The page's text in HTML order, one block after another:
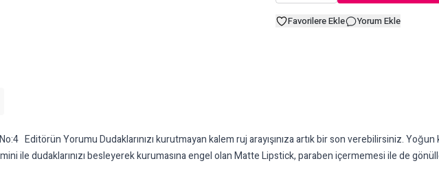
Favorilere Ekle Yorum Ekle
Editörün Yorumu Dudaklarınızı kurutmayan kalem ruj arayışınıza artık bir son verebilirsiniz. Yoğun
ile dudaklarınızı besleyerek kurumasına engel olan Matte Lipstick, paraben içermemesi ile de